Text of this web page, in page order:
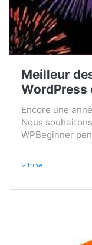
Meilleur
WordPress
Encore une
Nous
WPBeginner
Vitrine